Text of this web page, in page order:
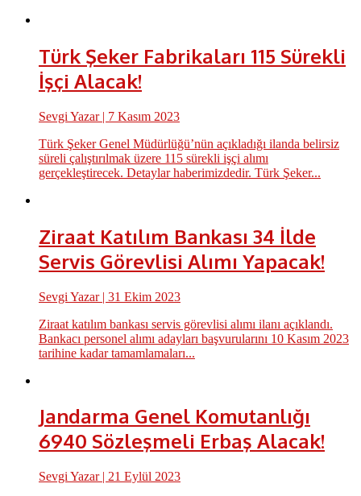
Türk Şeker Fabrikaları 115 Sürekli
İşçi Alacak!
Sevgi Yazar| 7 Kasım 2023
Türk Şeker Genel Müdürlüğü’nün açıkladığı ilanda belirsiz
süreli çalıştırılmak üzere 115 sürekli işçi alımı
gerçekleştirecek. Detaylar haberimizdedir. Türk Şeker...
Ziraat Katılım Bankası 34 İlde
Servis Görevlisi Alımı Yapacak!
Sevgi Yazar| 31 Ekim 2023
Ziraat katılım bankası servis görevlisi alımı ilanı açıklandı.
Bankacı personel alımı adayları başvurularını 10 Kasım 2023
tarihine kadar tamamlamaları...
Jandarma Genel Komutanlığı
6940 Sözleşmeli Erbaş Alacak!
Sevgi Yazar| 21 Eylül 2023